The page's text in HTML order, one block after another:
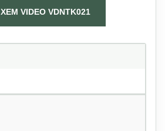
XEM VIDEO VDNTK021